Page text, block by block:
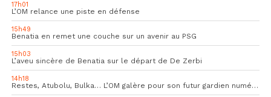
17h01
L’OM relance une piste en défense
15h49
Benatia en remet une couche sur un avenir au PSG
15h03
L’aveu sincère de Benatia sur le départ de De Zerbi
14h18
Restes, Atubolu, Bulka… L’OM galère pour son futur gardien numéro 1